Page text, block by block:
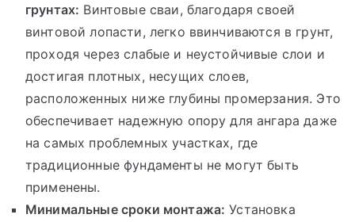
грунтах: Винтовые сваи, благодаря своей
винтовой лопасти, легко ввинчиваются в грунт,
проходя через слабые и неустойчивые слои и
достигая плотных, несущих слоев,
расположенных ниже глубины промерзания. Это
обеспечивает надежную опору для ангара даже
на самых проблемных участках, где
традиционные фундаменты не могут быть
применены.
Минимальные сроки монтажа: Установка